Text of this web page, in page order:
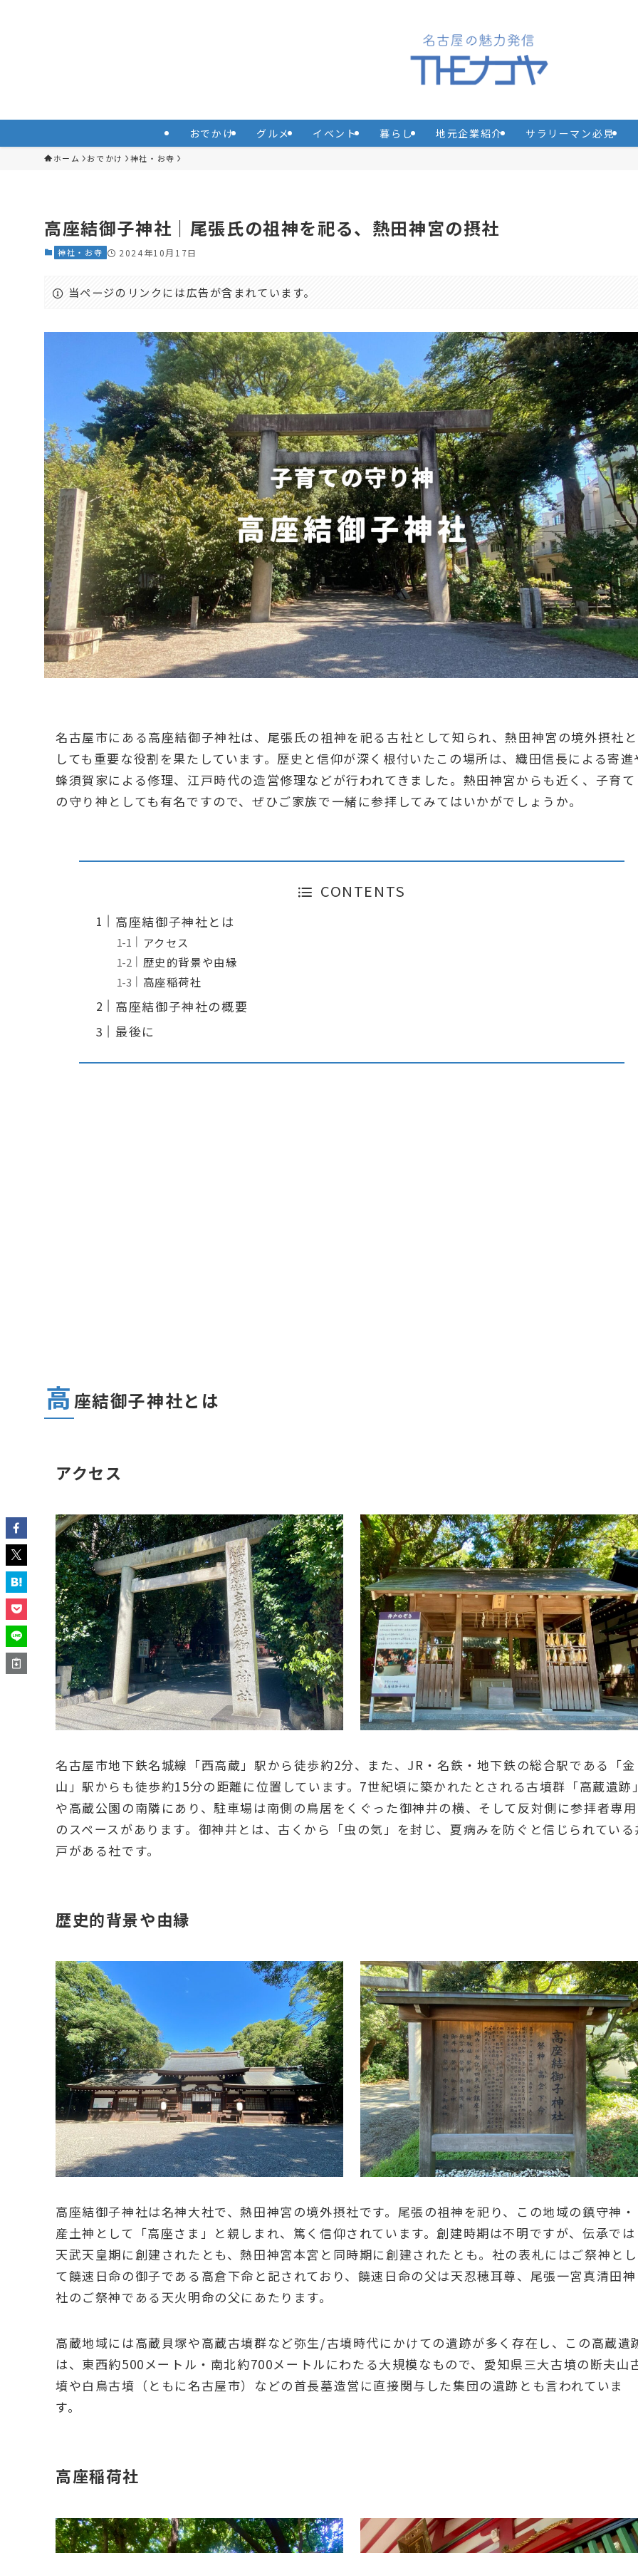
おでかけ グルメ イベント 暮らし 地元企業紹介 サラリーマン必見
ホーム おでかけ 神社・お寺
高座結御子神社｜尾張氏の祖神を祀る、熱田神宮の摂社
神社・お寺 2024年10月17日
当ページのリンクには広告が含まれています。
名古屋市にある高座結御子神社は、尾張氏の祖神を祀る古社として知られ、熱田神宮の境外摂社と
しても重要な役割を果たしています。歴史と信仰が深く根付いたこの場所は、織田信長による寄進
蜂須賀家による修理、江戸時代の造営修理などが行われてきました。熱田神宮からも近く、子育て
の守り神としても有名ですので、ぜひご家族で一緒に参拝してみてはいかがでしょうか。
CONTENTS
高座結御子神社とは
アクセス
歴史的背景や由縁
高座稲荷社
高座結御子神社の概要
最後に
高座結御子神社とは
アクセス
名古屋市地下鉄名城線「西高蔵」駅から徒歩約2分、また、JR・名鉄・地下鉄の総合駅である「金
山」駅からも徒歩約15分の距離に位置しています。7世紀頃に築かれたとされる古墳群「高蔵遺跡
や高蔵公園の南隣にあり、駐車場は南側の鳥居をくぐった御神井の横、そして反対側に参拝者専用
のスペースがあります。御神井とは、古くから「虫の気」を封じ、夏病みを防ぐと信じられている
戸がある社です。
歴史的背景や由縁
高座結御子神社は名神大社で、熱田神宮の境外摂社です。尾張の祖神を祀り、この地域の鎮守神・
産土神として「高座さま」と親しまれ、篤く信仰されています。創建時期は不明ですが、伝承では
天武天皇期に創建されたとも、熱田神宮本宮と同時期に創建されたとも。社の表札にはご祭神とし
て饒速日命の御子である高倉下命と記されており、饒速日命の父は天忍穂耳尊、尾張一宮真清田神
社のご祭神である天火明命の父にあたります。
高蔵地域には高蔵貝塚や高蔵古墳群など弥生/古墳時代にかけての遺跡が多く存在し、この高蔵遺
は、東西約500メートル・南北約700メートルにわたる大規模なもので、愛知県三大古墳の断夫山
墳や白鳥古墳（ともに名古屋市）などの首長墓造営に直接関与した集団の遺跡とも言われていま
す。
高座稲荷社